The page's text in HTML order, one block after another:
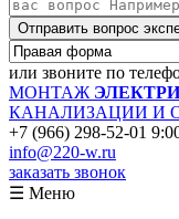
Отправить вопрос
или звоните по
МОНТАЖ
КАНАЛИЗАЦИИ И
+7 (966) 298-52-01
info@220-w.ru
заказать звонок
☰ Меню